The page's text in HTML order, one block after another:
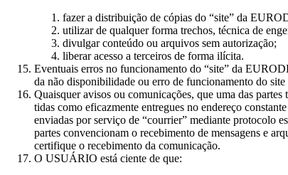
fazer a distribuição de cópias do “site” da
utilizar de qualquer forma trechos, técnica de
divulgar conteúdo ou arquivos sem autorização;
liberar acesso a terceiros de forma ilícita.
Eventuais erros no funcionamento do “site” da
da não disponibilidade ou erro de funcionamento do
Quaisquer avisos ou comunicações, que uma das
tidas como eficazmente entregues no endereço
enviadas por serviço de “courrier” mediante protocolo
partes convencionam o recebimento de mensagens e
certifique o recebimento da comunicação.
O USUÁRIO está ciente de que: